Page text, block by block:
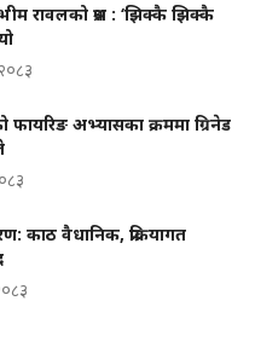
भीम रावलको प्रश्न : ‘झिक्कै झिक्कै
फायरिङ अभ्यासका क्रममा ग्रिनेड
काठ वैधानिक, प्रक्रियागत